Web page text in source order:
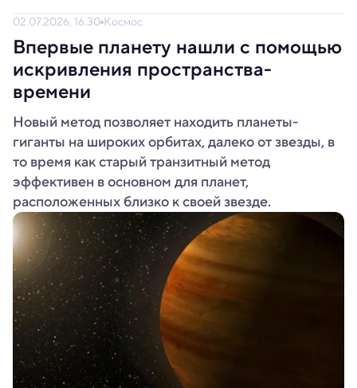
02.07.2026, 16:30 Космос
Впервые планету нашли с помощью
искривления пространства-
времени
Новый метод позволяет находить планеты-
гиганты на широких орбитах, далеко от звезды, в
то время как старый транзитный метод
эффективен в основном для планет,
расположенных близко к своей звезде.